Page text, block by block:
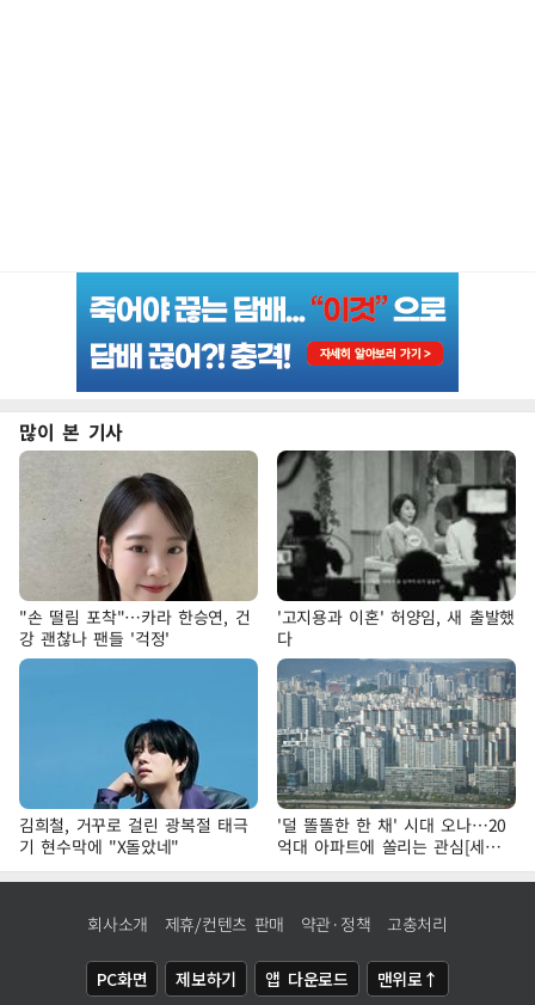
많이 본 기사
"손 떨림 포착"…카라 한승연, 건
강 괜찮나 팬들 '걱정'
'고지용과 이혼' 허양임, 새 출발했
다
김희철, 거꾸로 걸린 광복절 태극
기 현수막에 "X돌았네"
'덜 똘똘한 한 채' 시대 오나…20
억대 아파트에 쏠리는 관심[세제
개편, 그 이후②]
회사소개 제휴/컨텐츠 판매 약관·정책 고충처리
PC화면 제보하기 앱 다운로드 맨위로↑